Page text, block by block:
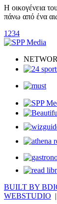
Η οικογένεια
πάνω από ένα
1 234
BUILT BY
WEBSTUDIO |